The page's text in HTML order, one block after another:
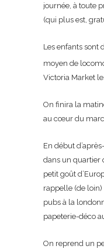
journée, à toute
(qui plus est,
Les enfants sont
moyen de
Victoria Market
On finira la
au cœur du
En début
dans un quartier
petit goût
rappelle (de loin)
pubs à la
papeterie-déco
On reprend un